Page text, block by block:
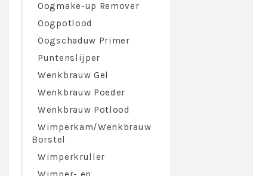
Oogmake-up Remover
Oogpotlood
Oogschaduw Primer
Puntenslijper
Wenkbrauw Gel
Wenkbrauw Poeder
Wenkbrauw Potlood
Wimperkam/Wenkbrauw
Borstel
Wimperkruller